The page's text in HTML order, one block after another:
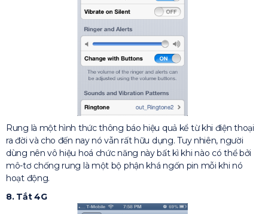
Rung là một hình thức thông báo hiệu quả kể từ khi điện thoại
ra đời và cho đến nay nó vẫn rất hữu dụng. Tuy nhiên, người
dùng nên vô hiệu hoá chức năng này bất kì khi nào có thể bởi
mô-tơ chống rung là một bộ phận khá ngốn pin mỗi khi nó
hoạt động.
8. Tắt 4G